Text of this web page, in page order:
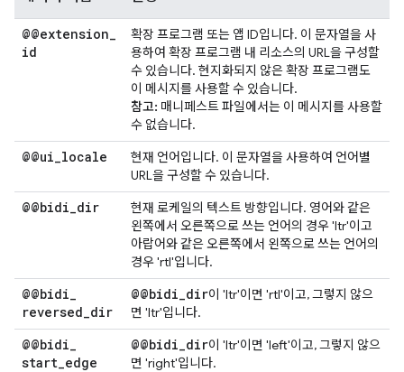
@@extension
id
확장 프로그램 또는 앱 ID입니다. 이 문자열을 사
용하여 확장 프로그램 내 리소스의 URL을 구성할
수 있습니다. 현지화되지 않은 확장 프로그램도
이 메시지를 사용할 수 있습니다.
참고: 매니페스트 파일에서는 이 메시지를 사용할
수 없습니다.
@@ui locale
현재 언어입니다. 이 문자열을 사용하여 언어별
URL을 구성할 수 있습니다.
@@bidi dir
현재 로케일의 텍스트 방향입니다. 영어와 같은
왼쪽에서 오른쪽으로 쓰는 언어의 경우 'ltr'이고
아랍어와 같은 오른쪽에서 왼쪽으로 쓰는 언어의
경우 'rtl'입니다.
@@bidi
reversed dir
@@bidi dir이 'ltr'이면 'rtl'이고, 그렇지 않으
면 'ltr'입니다.
@@bidi
start edge
@@bidi dir이 'ltr'이면 'left'이고, 그렇지 않으
면 'right'입니다.